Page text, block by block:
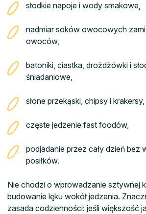
słodkie napoje i wody smakowe,
nadmiar soków owocowych
owoców,
batoniki, ciastka, drożdżówki i
śniadaniowe,
słone przekąski, chipsy i krakersy,
częste jedzenie fast foodów,
podjadanie przez cały dzień bez
posiłków.
Nie chodzi o wprowadzanie sztywnej
budowanie lęku wokół jedzenia.
zasada codzienności: jeśli większość